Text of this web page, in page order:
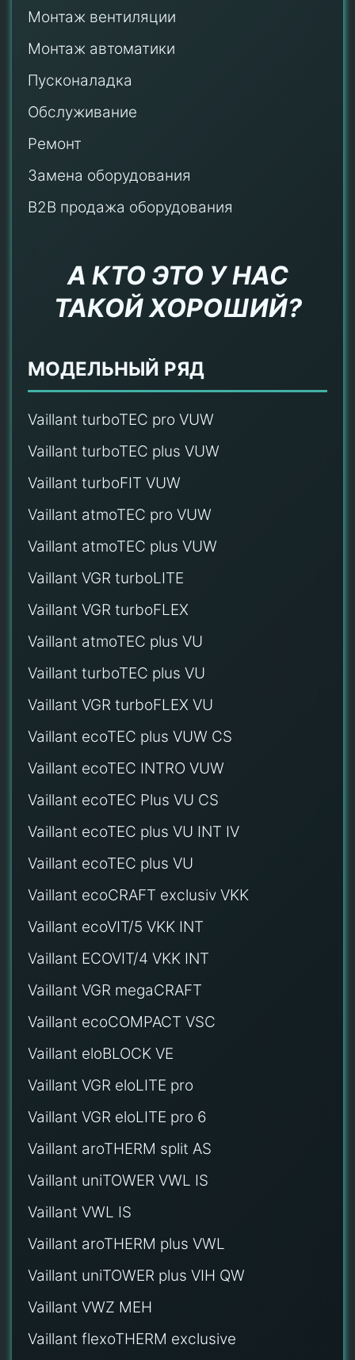
Монтаж вентиляции
Монтаж автоматики
Пусконаладка
Обслуживание
Ремонт
Замена оборудования
B2B продажа оборудования
А КТО ЭТО У НАС
ТАКОЙ ХОРОШИЙ?
МОДЕЛЬНЫЙ РЯД
Vaillant turboTEC pro VUW
Vaillant turboTEC plus VUW
Vaillant turboFIT VUW
Vaillant atmoTEC pro VUW
Vaillant atmoTEC plus VUW
Vaillant VGR turboLITE
Vaillant VGR turboFLEX
Vaillant atmoTEC plus VU
Vaillant turboTEC plus VU
Vaillant VGR turboFLEX VU
Vaillant ecoTEC plus VUW CS
Vaillant ecoTEC INTRO VUW
Vaillant ecoTEC Plus VU CS
Vaillant ecoTEC plus VU INT IV
Vaillant ecoTEC plus VU
Vaillant ecoCRAFT exclusiv VKK
Vaillant ecoVIT/5 VKK INT
Vaillant ECOVIT/4 VKK INT
Vaillant VGR megaCRAFT
Vaillant ecoCOMPACT VSC
Vaillant eloBLOCK VE
Vaillant VGR eloLITE pro
Vaillant VGR eloLITE pro 6
Vaillant aroTHERM split AS
Vaillant uniTOWER VWL IS
Vaillant VWL IS
Vaillant aroTHERM plus VWL
Vaillant uniTOWER plus VIH QW
Vaillant VWZ MEH
Vaillant flexoTHERM exclusive